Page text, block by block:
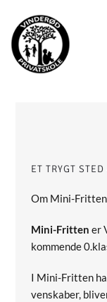
Gå til hovedindhold
ET TRYGT
Om Mini-Fritten
Mini-Fritten er
kommende
I Mini-Fritten
venskaber,